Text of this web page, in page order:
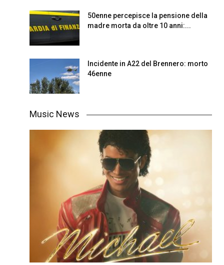
50enne percepisce la pensione della
madre morta da oltre 10 anni:...
Incidente in A22 del Brennero: morto
46enne
Music News